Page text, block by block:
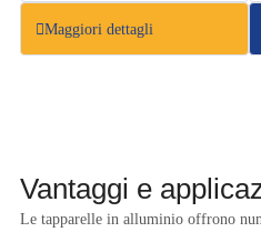
Maggiori dettagli
Vantaggi e
Le tapparelle in alluminio offrono